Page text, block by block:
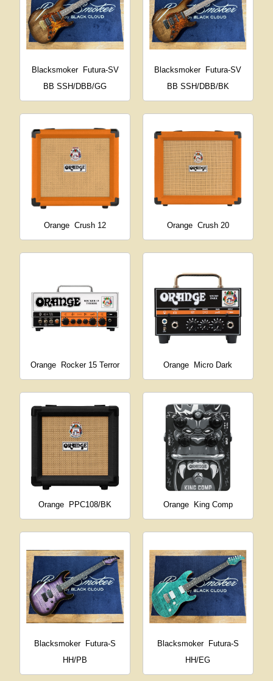
Blacksmoker
Futura-SV
BB SSH/DBB/GG
Blacksmoker Futura-SV
BB SSH/DBB/BK
Orange Crush 12 Orange Crush 20
Orange Rocker 15 Terror Orange Micro Dark
Orange PPC108/BK Orange King Comp
Blacksmoker
Futura-S
HH/PB
Blacksmoker
Futura-S
HH/EG